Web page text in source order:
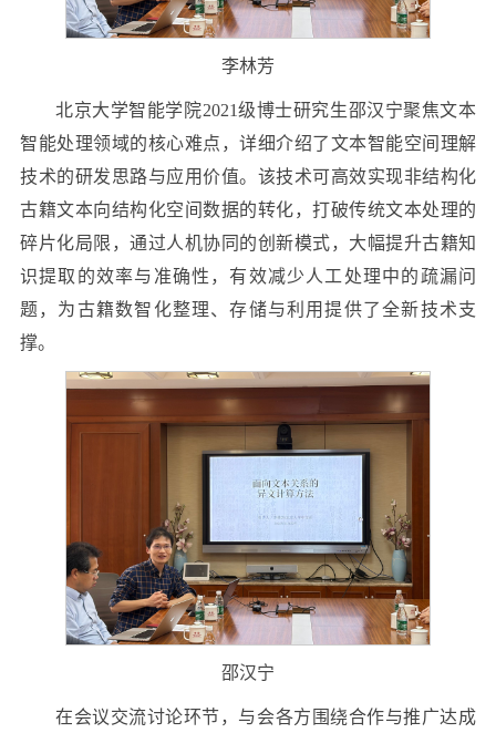
李林芳
北京大学智能学院2021级博士研究生邵汉宁聚焦文本
智能处理领域的核心难点，详细介绍了文本智能空间理解
技术的研发思路与应用价值。该技术可高效实现非结构化
古籍文本向结构化空间数据的转化，打破传统文本处理的
碎片化局限，通过人机协同的创新模式，大幅提升古籍知
识提取的效率与准确性，有效减少人工处理中的疏漏问
题，为古籍数智化整理、存储与利用提供了全新技术支
撑。
邵汉宁
在会议交流讨论环节，与会各方围绕合作与推广达成